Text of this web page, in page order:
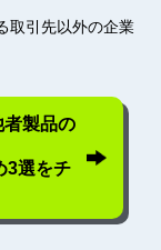
取引先以外の企業
製品の
3選をチ